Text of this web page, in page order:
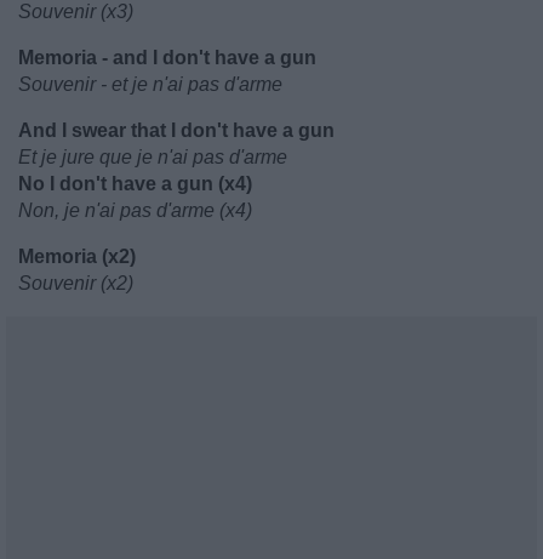
Souvenir (x3)
Memoria - and I don't have a gun
Souvenir - et je n'ai pas d'arme
And I swear that I don't have a gun
Et je jure que je n'ai pas d'arme
No I don't have a gun (x4)
Non, je n'ai pas d'arme (x4)
Memoria (x2)
Souvenir (x2)